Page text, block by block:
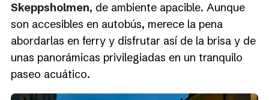
Skeppsholmen, de ambiente apacible. Aunque
son accesibles en autobús, merece la pena
abordarlas en ferry y disfrutar así de la brisa y de
unas panorámicas privilegiadas en un tranquilo
paseo acuático.